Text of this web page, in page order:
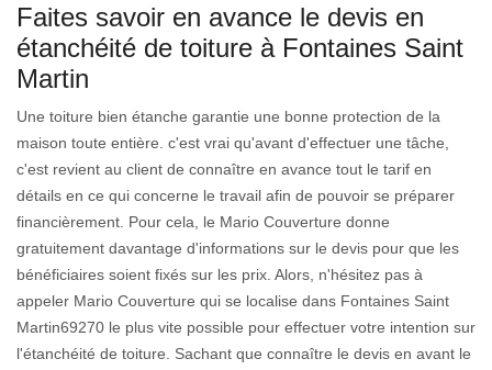
Faites savoir en avance le devis en
étanchéité de toiture à Fontaines Saint
Martin
Une toiture bien étanche garantie une bonne protection de la
maison toute entière. c'est vrai qu'avant d'effectuer une tâche,
c'est revient au client de connaître en avance tout le tarif en
détails en ce qui concerne le travail afin de pouvoir se préparer
financièrement. Pour cela, le Mario Couverture donne
gratuitement davantage d'informations sur le devis pour que les
bénéficiaires soient fixés sur les prix. Alors, n'hésitez pas à
appeler Mario Couverture qui se localise dans Fontaines Saint
Martin69270 le plus vite possible pour effectuer votre intention sur
l'étanchéité de toiture. Sachant que connaître le devis en avant le